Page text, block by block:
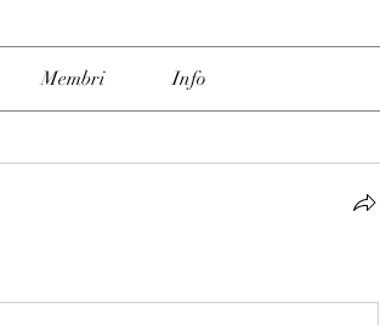
Membri Info